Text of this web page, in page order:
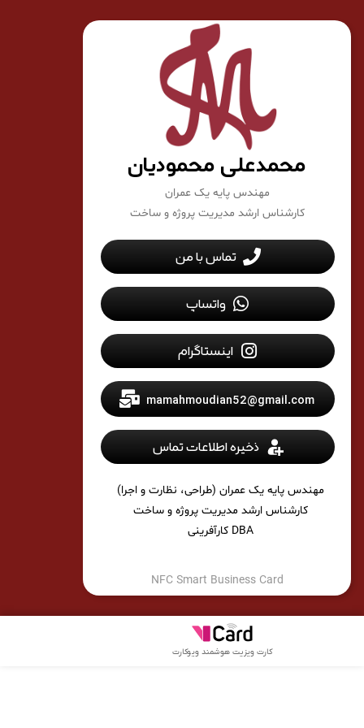
محمدعلی محمودیان
مهندس پایه یک عمران
کارشناس ارشد مدیریت پروژه و ساخت
تماس با من
واتساپ
اینستاگرام
mamahmoudian52@gmail.com
ذخیره اطلاعات تماس
مهندس پایه یک عمران (طراحی، نظارت و اجرا)
کارشناس ارشد مدیریت پروژه و ساخت
DBA کارآفرینی
NFC Smart Business Card
کارت ویزیت هوشمند ویوکارت